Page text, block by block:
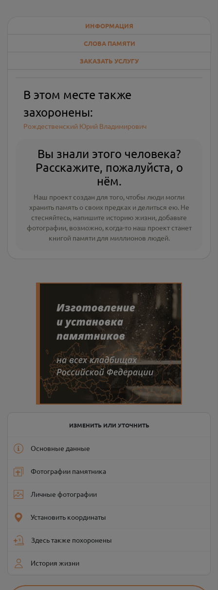
ИНФОРМАЦИЯ
СЛОВА ПАМЯТИ
ЗАКАЗАТЬ УСЛУГУ
В этом месте также
захоронены:
Рождественский Юрий Владимирович
Вы знали этого человека?
Расскажите, пожалуйста, о
нём.
Наш проект создан для того, чтобы люди могли
хранить память о своих предках и делиться ею. Не
стесняйтесь, напишите историю жизни, добавьте
фотографии, возможно, когда-то наш проект станет
книгой памяти для миллионов людей.
ИЗМЕНИТЬ ИЛИ УТОЧНИТЬ
Основные данные
Фотографии памятника
Личные фотографии
Установить координаты
Здесь также похоронены
История жизни